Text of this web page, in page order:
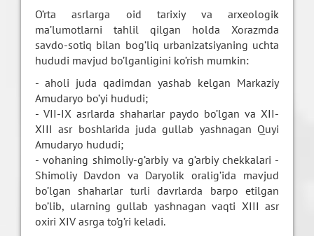
O’rta asrlarga oid tarixiy va arxeologik
ma’lumotlarni tahlil qilgan holda Xorazmda
savdo-sotiq bilan bog’liq urbanizatsiyaning uchta
hududi mavjud bo’lganligini ko’rish mumkin:
- aholi juda qadimdan yashab kelgan Markaziy
Amudaryo bo’yi hududi;
- VII-IX asrlarda shaharlar paydo bo’lgan va XII-
XIII asr boshlarida juda gullab yashnagan Quyi
Amudaryo hududi;
- vohaning shimoliy-g’arbiy va g’arbiy chekkalari -
Shimoliy Davdon va Daryolik oralig’ida mavjud
bo’lgan shaharlar turli davrlarda barpo etilgan
bo’lib, ularning gullab yashnagan vaqti XIII asr
oxiri XIV asrga to’g’ri keladi.